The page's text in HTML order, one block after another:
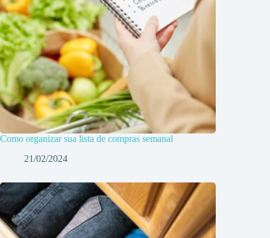
Como organizar sua lista de compras semanal
21/02/2024